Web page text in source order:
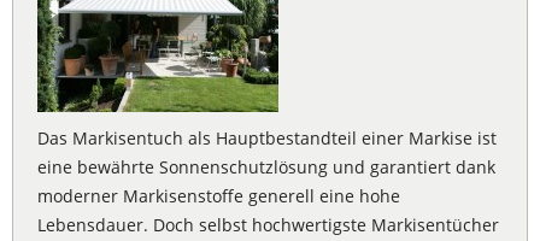
Das Markisentuch als Hauptbestandteil einer Markise ist
eine bewährte Sonnenschutzlösung und garantiert dank
moderner Markisenstoffe generell eine hohe
Lebensdauer. Doch selbst hochwertigste Markisentücher